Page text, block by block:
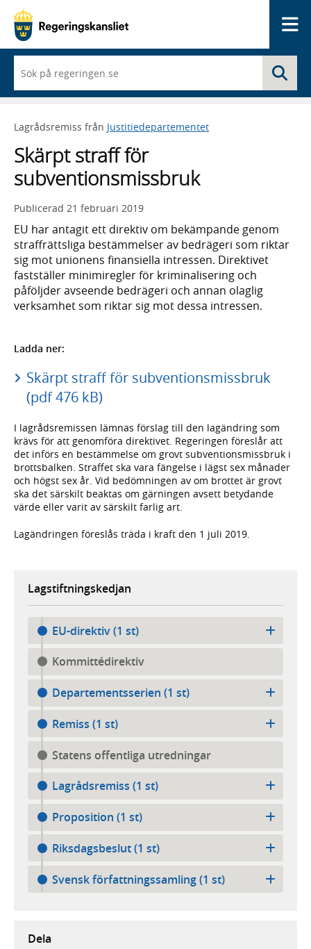
du
börjar
skriva
framträder
lista
med
sökförslag
Lagrådsremiss från Justitiedepartementet
Skärpt straff för
subventionsmissbruk
Publicerad 21 februari 2019
EU har antagit ett direktiv om bekämpande genom
straffrättsliga bestämmelser av bedrägeri som riktar
sig mot unionens finansiella intressen. Direktivet
fastställer minimiregler för kriminalisering och
påföljder avseende bedrägeri och annan olaglig
verksamhet som riktar sig mot dessa intressen.
Ladda ner:
Skärpt straff för subventionsmissbruk
(pdf 476 kB)
I lagrådsremissen lämnas förslag till den lagändring som
krävs för att genomföra direktivet. Regeringen föreslår att
det införs en bestämmelse om grovt subventionsmissbruk i
brottsbalken. Straffet ska vara fängelse i lägst sex månader
och högst sex år. Vid bedömningen av om brottet är grovt
ska det särskilt beaktas om gärningen avsett betydande
värde eller varit av särskilt farlig art.
Lagändringen föreslås träda i kraft den 1 juli 2019.
Lagstiftningskedjan
EU-direktiv (1 st)
Kommittédirektiv
Departementsserien (1 st)
Remiss (1 st)
Statens offentliga utredningar
Lagrådsremiss (1 st)
Proposition (1 st)
Riksdagsbeslut (1 st)
Svensk författningssamling (1 st)
Dela